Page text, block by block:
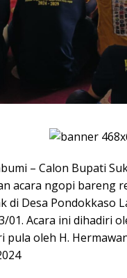
– Calon Bupati
acara ngopi bareng
di Desa Pondokkaso
01. Acara ini dihadiri
pula oleh H.